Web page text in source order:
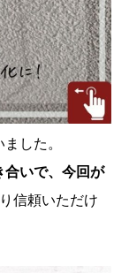
した。
合いで、今回が
信頼いただけ